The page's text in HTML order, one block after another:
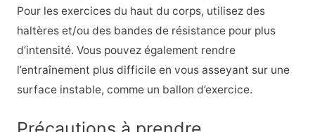
Pour les exercices du haut du corps, utilisez des
haltères et/ou des bandes de résistance pour plus
d’intensité. Vous pouvez également rendre
l’entraînement plus difficile en vous asseyant sur une
surface instable, comme un ballon d’exercice.